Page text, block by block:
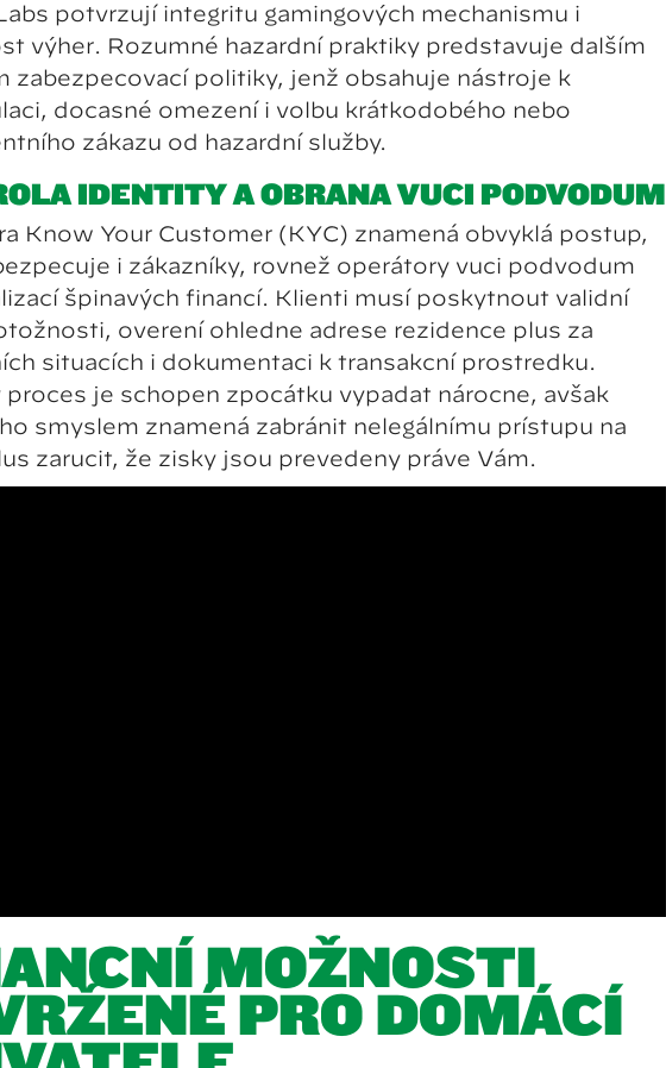
potvrzují integritu gamingových mechanismů i
výher. Rozumné hazardní praktiky představuje dalším
zabezpečovací politiky, jenž obsahuje nástroje k
dočasné omezení i volbu krátkodobého nebo
zákazu od hazardní služby.
IDENTITY A OBRANA VŮČI PODVODŮM
Know Your Customer (KYC) znamená obvyklá postup,
i zákazníky, rovněž operátory vůči podvodům
špinavých financí. Klienti musí poskytnout validní
ověření ohledně adrese rezidence plus za
situacích i dokumentaci k transakční prostředku.
proces je schopen zpočátku vypadat náročně, avšak
smyslem znamená zabránit nelegálnímu přístupu na
zaručit, že zisky jsou převedeny právě Vám.
MOŽNOSTI
PRO DOMÁCÍ